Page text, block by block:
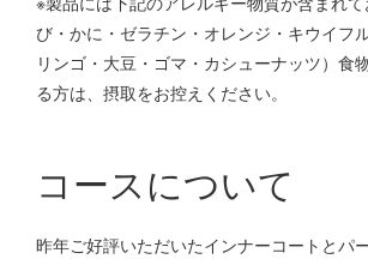
び・かに・ゼラチン・オレンジ・キウイフ
リンゴ・大豆・ゴマ・カシューナッツ）食
る方は、摂取をお控えください。
コースについて
昨年ご好評いただいたインナーコートとパ